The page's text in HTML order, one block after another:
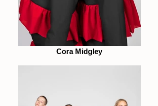
Cora Midgley